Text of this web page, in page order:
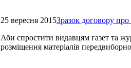
25 вересня 2015Зразок договору
Аби спростити видавцям газет та
розміщення матеріалів передвиборної